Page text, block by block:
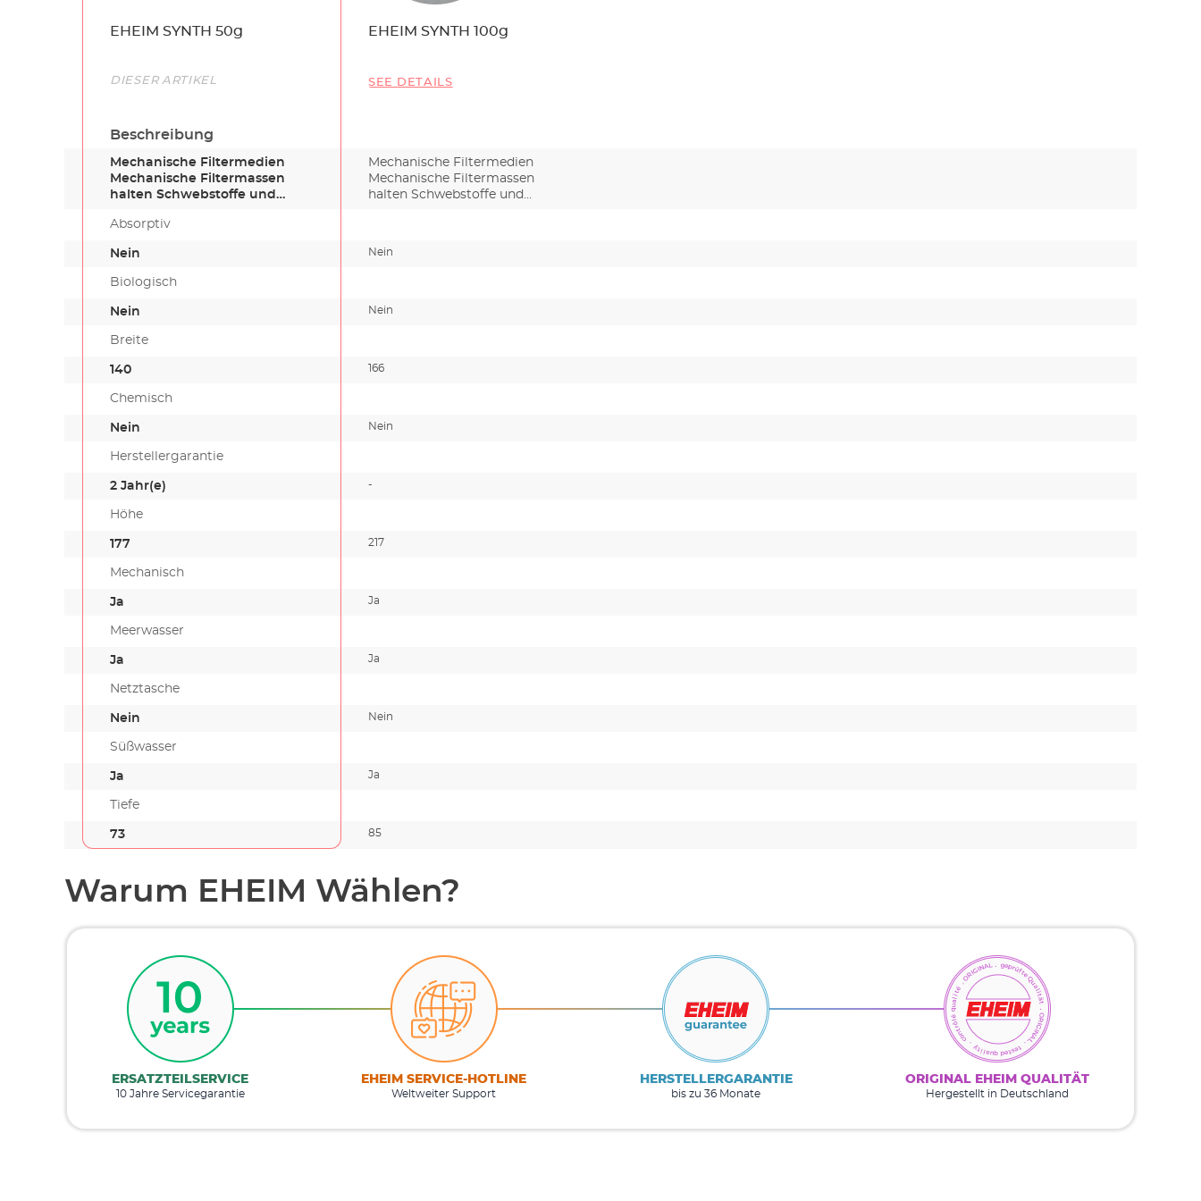
Name
EHEIM SYNTH 50g EHEIM SYNTH 100g
Link
DIESER ARTIKEL SEE DETAILS
Beschreibung
Mechanische Filtermedien
Mechanische Filtermassen
halten Schwebstoffe und
Mechanische Filtermedien
Mechanische Filtermassen
halten Schwebstoffe und
Absorptiv
Nein Nein
Biologisch
Nein Nein
Breite
140 166
Chemisch
Nein Nein
Herstellergarantie
2 Jahr(e) -
Höhe
177 217
Mechanisch
Ja Ja
Meerwasser
Ja Ja
Netztasche
Nein Nein
Süßwasser
Ja Ja
Tiefe
73 85
Warum EHEIM Wählen?
ERSATZTEILSERVICE
10 Jahre Servicegarantie
EHEIM SERVICE-HOTLINE
Weltweiter Support
HERSTELLERGARANTIE
bis zu 36 Monate
ORIGINAL EHEIM QUALITÄT
Hergestellt in Deutschland